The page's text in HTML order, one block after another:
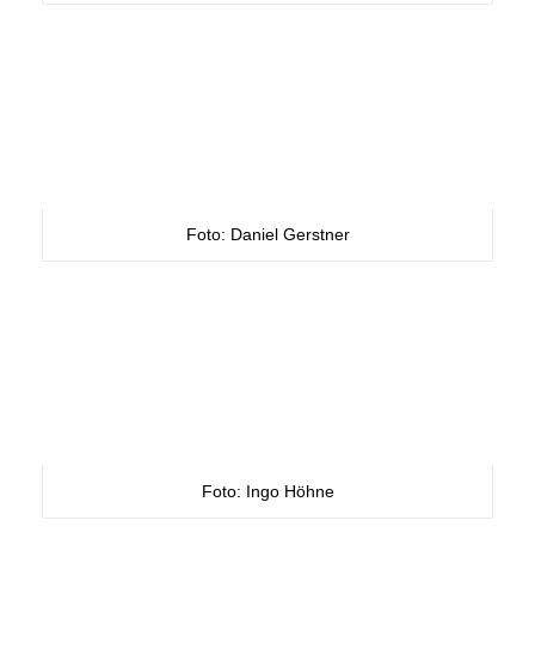
Foto: Daniel Gerstner
Foto: Ingo Höhne